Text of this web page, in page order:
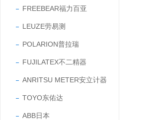
FREEBEAR福力百亚
LEUZE劳易测
POLARION普拉瑞
FUJILATEX不二精器
ANRITSU METER安立计器
TOYO东佑达
ABB日本